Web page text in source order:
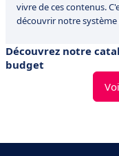
vivre de ces contenus.
découvrir notre
Découvrez notre
budget